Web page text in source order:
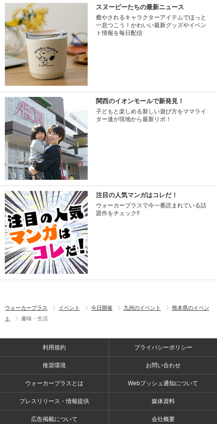
スヌーピーたちの最新ニュース
癒やされるキャラクターアイテムでほっと
一息つこう！かわいい最新グッズやイベン
ト情報を毎日配信
関西のイオンモールで新発見！
子どもと楽しめる新しい遊び方をママライ
ター達が現地から最新リポ！
注目の人気マンガはコレだ！
ウォーカープラスで今一番読まれている話
題作をチェック!!
ウォーカープラス イベント 今日開催 九州のイベント
熊本県のイベン
ト
趣味・生活
利用規約 プライバシーポリシー
推奨環境 お問い合わせ
ウォーカープラスとは Webプッシュ通知について
プレスリリース・情報提供 媒体資料
広告掲載について 会社概要